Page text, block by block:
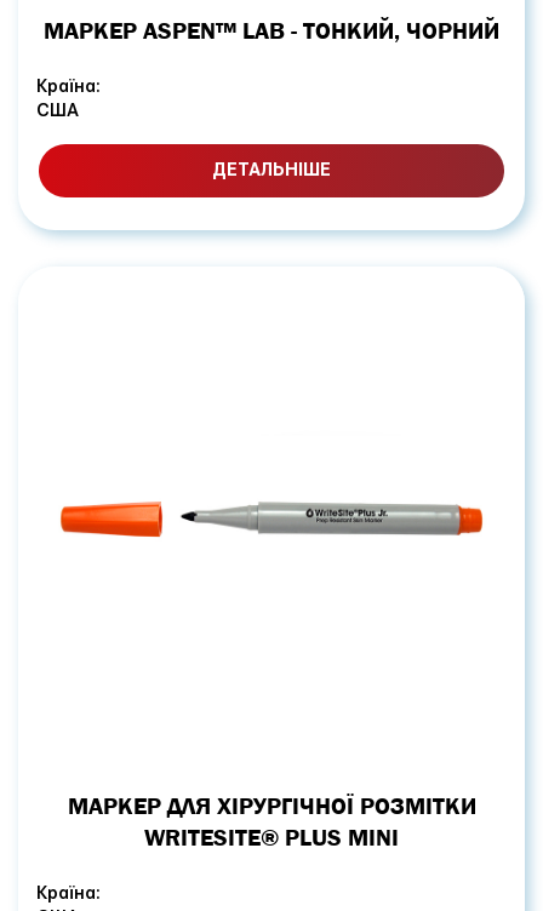
МАРКЕР ASPEN™ LAB - ТОНКИЙ, ЧОРНИЙ
Країна:
США
ДЕТАЛЬНІШЕ
МАРКЕР ДЛЯ ХІРУРГІЧНОЇ РОЗМІТКИ
WRITESITE® PLUS MINI
Країна: